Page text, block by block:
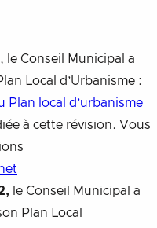
, le Conseil Municipal a
Local d’Urbanisme :
Plan local d’urbanisme
à cette révision. Vous
le Conseil Municipal a
Plan Local